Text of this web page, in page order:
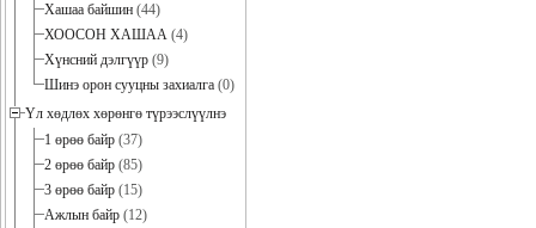
Хашаа байшин (44)
ХООСОН ХАШАА (4)
Хүнсний дэлгүүр (9)
Шинэ орон сууцны захиалга (0)
Үл хөдлөх хөрөнгө түрээслүүлнэ
1 өрөө байр (37)
2 өрөө байр (85)
3 өрөө байр (15)
Ажлын байр (12)